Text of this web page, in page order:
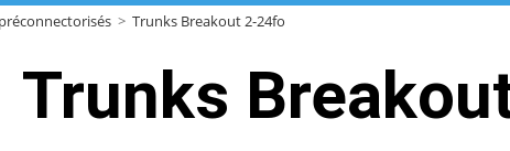
> Trunks Breakout 2-24fo
Trunks